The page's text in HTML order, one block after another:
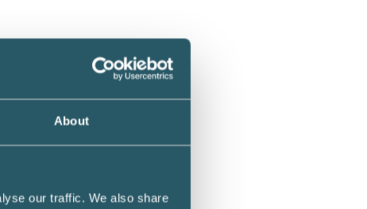
About
our traffic. We also share